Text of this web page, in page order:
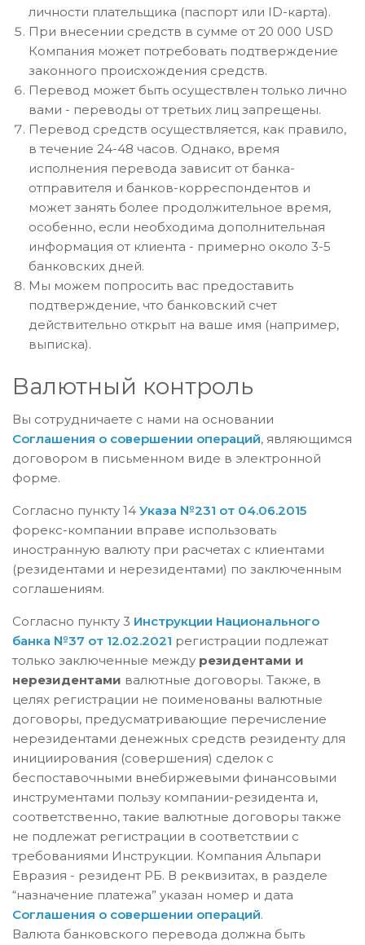
личности плательщика (паспорт или ID-карта).
При внесении средств в сумме от 20 000 USD
Компания может потребовать подтверждение
законного происхождения средств.
Перевод может быть осуществлен только лично
вами - переводы от третьих лиц запрещены.
Перевод средств осуществляется, как правило,
в течение 24-48 часов. Однако, время
исполнения перевода зависит от банка-
отправителя и банков-корреспондентов и
может занять более продолжительное время,
особенно, если необходима дополнительная
информация от клиента - примерно около 3-5
банковских дней.
Мы можем попросить вас предоставить
подтверждение, что банковский счет
действительно открыт на ваше имя (например,
выписка).
Валютный контроль
Вы сотрудничаете с нами на основании
Соглашения о совершении операций, являющимся
договором в письменном виде в электронной
форме.
Согласно пункту 14 Указа №231 от 04.06.2015
форекс-компании вправе использовать
иностранную валюту при расчетах с клиентами
(резидентами и нерезидентами) по заключенным
соглашениям.
Согласно пункту 3 Инструкции Национального
банка №37 от 12.02.2021 регистрации подлежат
только заключенные между резидентами и
нерезидентами валютные договоры. Также, в
целях регистрации не поименованы валютные
договоры, предусматривающие перечисление
нерезидентами денежных средств резиденту для
инициирования (совершения) сделок с
беспоставочными внебиржевыми финансовыми
инструментами пользу компании-резидента и,
соответственно, такие валютные договоры также
не подлежат регистрации в соответствии с
требованиями Инструкции. Компания Альпари
Евразия - резидент РБ. В реквизитах, в разделе
“назначение платежа” указан номер и дата
Соглашения о совершении операций.
Валюта банковского перевода должна быть